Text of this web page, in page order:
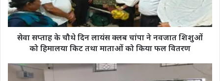
क्लब
चांपा
ने
नवजात
हिमालया
सेवा सप्ताह के चौथे दिन लायंस क्लब चांपा ने नवजात शिशुओं
को हिमालया किट तथा माताओं को किया फल वितरण
उपमुख्यमंत्री